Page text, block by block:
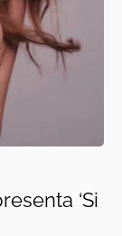
‘Si